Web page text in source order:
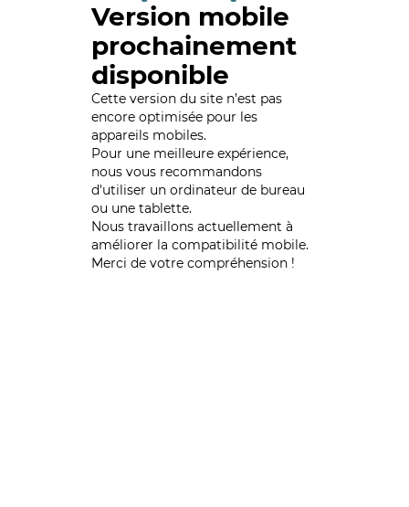
Version mobile
prochainement
disponible
Cette version du site n’est pas
encore optimisée pour les
appareils mobiles.
Pour une meilleure expérience,
nous vous recommandons
d'utiliser un ordinateur de bureau
ou une tablette.
Nous travaillons actuellement à
améliorer la compatibilité mobile.
Merci de votre compréhension !